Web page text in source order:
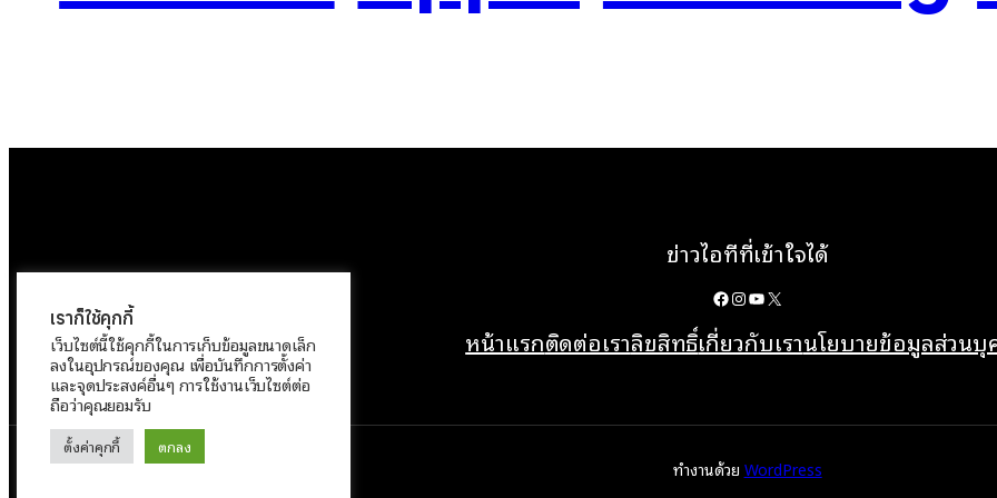
ข่าวไอทีที่เข้าใจได้
Facebook
Instagram
YouTube
X
หน้าแรกติดต่อเราลิขสิทธิ์เกี่ยวกับเรานโยบายข้อมูลส่วน
ทำงานด้วย WordPress
เราก็ใช้คุกกี้
เว็บไซต์นี้ใช้คุกกี้ในการเก็บข้อมูลขนาดเล็ก
ลงในอุปกรณ์ของคุณ เพื่อบันทึกการตั้งค่า
และจุดประสงค์อื่นๆ การใช้งานเว็บไซต์ต่อ
ถือว่าคุณยอมรับ
ตั้งค่าคุกกี้ ตกลง